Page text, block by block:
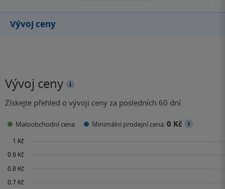
Vývoj ceny
Vývoj ceny
Získejte přehled o vývoji ceny za posledních 60 dní.
Maloobchodní cena Minimální prodejní cena:0 Kč